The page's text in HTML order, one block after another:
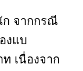
ก จากกรณี
งแบ
เนื่องจาก